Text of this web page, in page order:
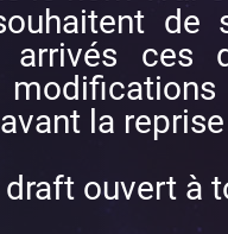
de
arrivés ces
la
ouvert à